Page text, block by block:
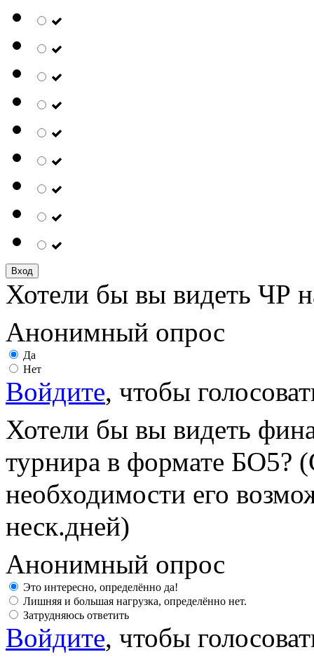
Вход
Хотели бы вы видеть ЧР
Анонимный опрос
Да
Нет
Войдите, чтобы
Хотели бы вы видеть
турнира в формате БО5?
необходимости его
неск.дней)
Анонимный опрос
Это интересно, определённо да!
Лишняя и большая нагрузка, определённо нет.
Затрудняюсь ответить
Войдите, чтобы